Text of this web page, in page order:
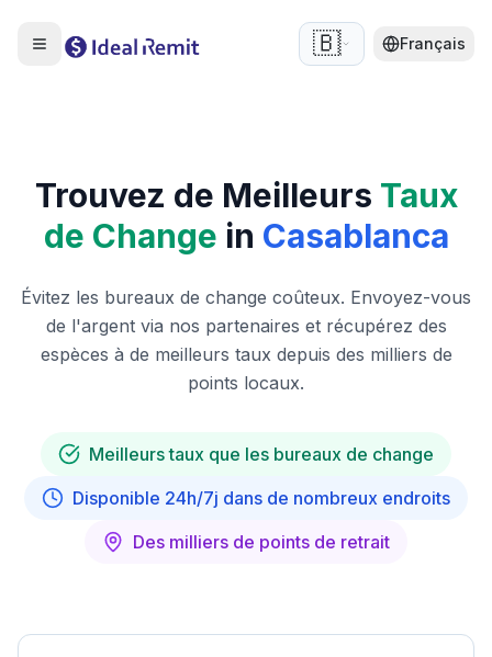
🇧🇪 Français
Trouvez de Meilleurs Taux
de Change in Casablanca
Évitez les bureaux de change coûteux. Envoyez-vous
de l'argent via nos partenaires et récupérez des
espèces à de meilleurs taux depuis des milliers de
points locaux.
Meilleurs taux que les bureaux de change
Disponible 24h/7j dans de nombreux endroits
Des milliers de points de retrait